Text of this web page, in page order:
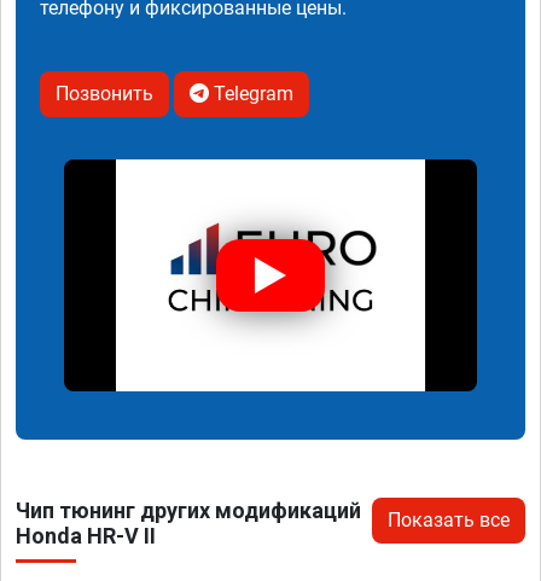
телефону и фиксированные цены.
Позвонить Telegram
Чип тюнинг других модификаций
Honda HR-V II
Показать все